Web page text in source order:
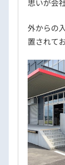
外からの
置されてお